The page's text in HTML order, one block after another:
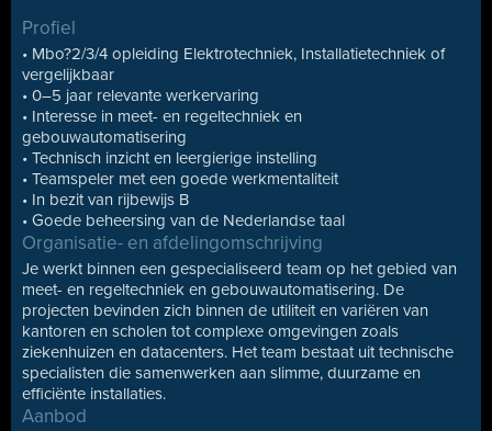
Profiel
• Mbo?2/3/4 opleiding Elektrotechniek, Installatietechniek of
vergelijkbaar
• 0–5 jaar relevante werkervaring
• Interesse in meet- en regeltechniek en
gebouwautomatisering
• Technisch inzicht en leergierige instelling
• Teamspeler met een goede werkmentaliteit
• In bezit van rijbewijs B
• Goede beheersing van de Nederlandse taal
Organisatie- en afdelingomschrijving
Je werkt binnen een gespecialiseerd team op het gebied van
meet- en regeltechniek en gebouwautomatisering. De
projecten bevinden zich binnen de utiliteit en variëren van
kantoren en scholen tot complexe omgevingen zoals
ziekenhuizen en datacenters. Het team bestaat uit technische
specialisten die samenwerken aan slimme, duurzame en
efficiënte installaties.
Aanbod